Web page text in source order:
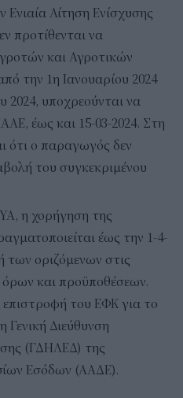
Ενιαία Αίτηση Ενίσχυσης
προτίθενται να
και Αγροτικών
την 1η Ιανουαρίου 2024
2024, υποχρεούνται να
έως και 15-03-2024. Στη
ότι ο παραγωγός δεν
του συγκεκριμένου
η χορήγηση της
έως την 1-4-
των οριζόμενων στις
και προϋποθέσεων.
του ΕΦΚ για το
Γενική Διεύθυνση
(ΓΔΗΛΕΔ) της
Εσόδων (ΑΑΔΕ).